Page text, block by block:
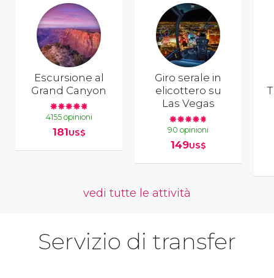
Escursione al
Grand Canyon
4155 opinioni
181US$
Giro serale in
elicottero su
Las Vegas
90 opinioni
149US$
vedi tutte le attività
Servizio di transfer